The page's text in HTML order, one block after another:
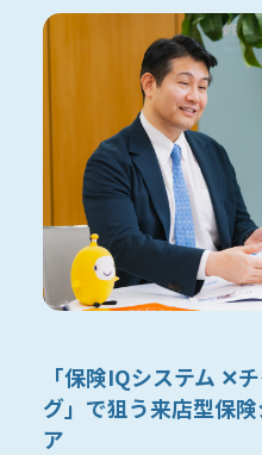
「保険IQシステム ✕
グ」で狙う来店型保
ア